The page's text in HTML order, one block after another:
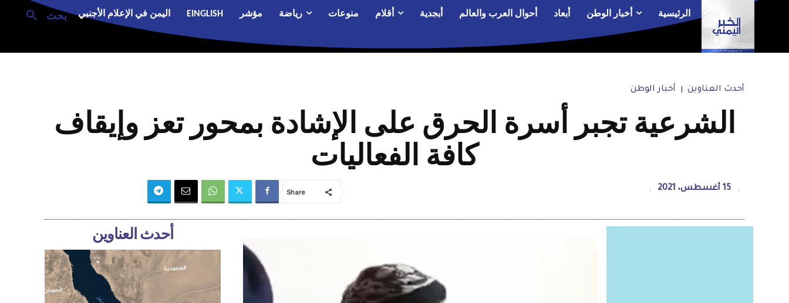
بحث الرئيسية أخبار الوطن أبعاد أحوال العرب والعالم أبجدية أقلام منوعات رياضة مؤشر EINGLISH اليمن في الإعلام الأجنبي
أحدث العناوين أخبار الوطن
الشرعية تجبر أسرة الحرق على الإشادة بمحور تعز وإيقاف
كافة الفعاليات
15 أغسطس، 2021 Share
أحدث العناوين